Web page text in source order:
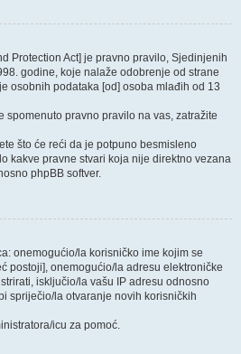
Protection Act] je pravno pravilo, Sjedinjenih
godine, koje nalaže odobrenje od strane
osobnih podataka [od] osoba mlađih od 13
spomenuto pravno pravilo na vas, zatražite
što će reći da je potpuno besmisleno
kakve pravne stvari koja nije direktno vezana
phpBB softver.
onemogućio/la korisničko ime kojim se
postoji], onemogućio/la adresu elektroničke
isključio/la vašu IP adresu odnosno
spriječio/la otvaranje novih korisničkih
icu za pomoć.